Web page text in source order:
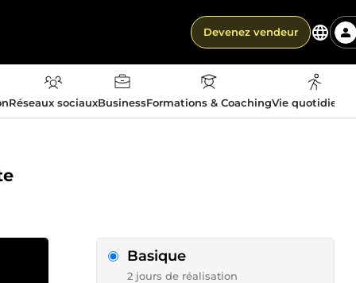
Devenez vendeur
Réseaux sociauxBusinessFormations & CoachingVie
Basique
2 jours de réalisation